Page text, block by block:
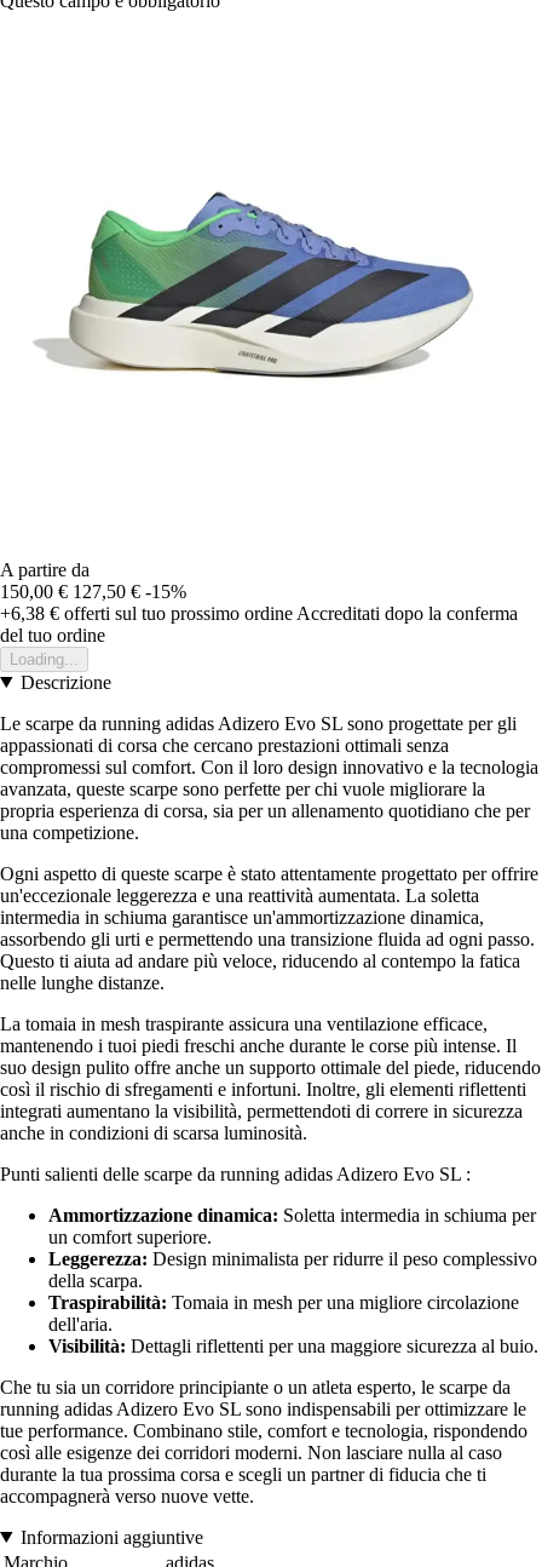
A partire da
150,00 € 127,50 € -15%
+6,38 € offerti sul tuo prossimo ordine Accreditati dopo la conferma
del tuo ordine
Loading...
Descrizione
Le scarpe da running adidas Adizero Evo SL sono progettate per gli
appassionati di corsa che cercano prestazioni ottimali senza
compromessi sul comfort. Con il loro design innovativo e la tecnologia
avanzata, queste scarpe sono perfette per chi vuole migliorare la
propria esperienza di corsa, sia per un allenamento quotidiano che per
una competizione.
Ogni aspetto di queste scarpe è stato attentamente progettato per offrire
un'eccezionale leggerezza e una reattività aumentata. La soletta
intermedia in schiuma garantisce un'ammortizzazione dinamica,
assorbendo gli urti e permettendo una transizione fluida ad ogni passo.
Questo ti aiuta ad andare più veloce, riducendo al contempo la fatica
nelle lunghe distanze.
La tomaia in mesh traspirante assicura una ventilazione efficace,
mantenendo i tuoi piedi freschi anche durante le corse più intense. Il
suo design pulito offre anche un supporto ottimale del piede, riducendo
così il rischio di sfregamenti e infortuni. Inoltre, gli elementi riflettenti
integrati aumentano la visibilità, permettendoti di correre in sicurezza
anche in condizioni di scarsa luminosità.
Punti salienti delle scarpe da running adidas Adizero Evo SL :
Ammortizzazione dinamica: Soletta intermedia in schiuma per
un comfort superiore.
Leggerezza: Design minimalista per ridurre il peso complessivo
della scarpa.
Traspirabilità: Tomaia in mesh per una migliore circolazione
dell'aria.
Visibilità: Dettagli riflettenti per una maggiore sicurezza al buio.
Che tu sia un corridore principiante o un atleta esperto, le scarpe da
running adidas Adizero Evo SL sono indispensabili per ottimizzare le
tue performance. Combinano stile, comfort e tecnologia, rispondendo
così alle esigenze dei corridori moderni. Non lasciare nulla al caso
durante la tua prossima corsa e scegli un partner di fiducia che ti
accompagnerà verso nuove vette.
Informazioni aggiuntive
Marchio
adidas